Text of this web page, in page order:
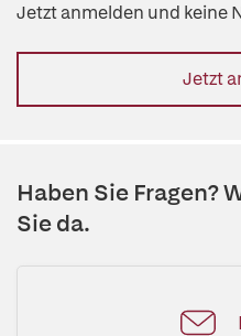
Jetzt anmelden und keine
Jetzt
Haben Sie Fragen?
Sie da.